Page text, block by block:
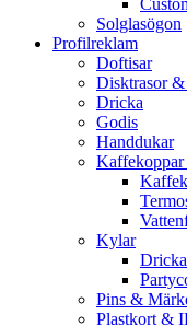
Solglasögon
Profilreklam
Doftisar
Disktrasor
Dricka
Godis
Handdukar
Kylar
Pins &
Plastkort &